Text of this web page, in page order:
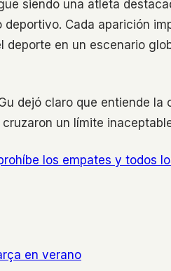
siendo una atleta
Cada aparición
en un escenario
dejó claro que entiende la
un límite
los empates y todos
en verano